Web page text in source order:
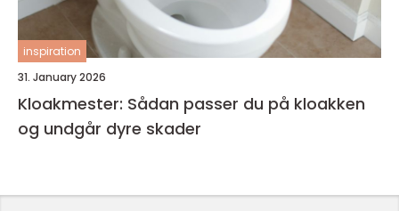
inspiration
31. January 2026
Kloakmester: Sådan passer du på kloakken
og undgår dyre skader